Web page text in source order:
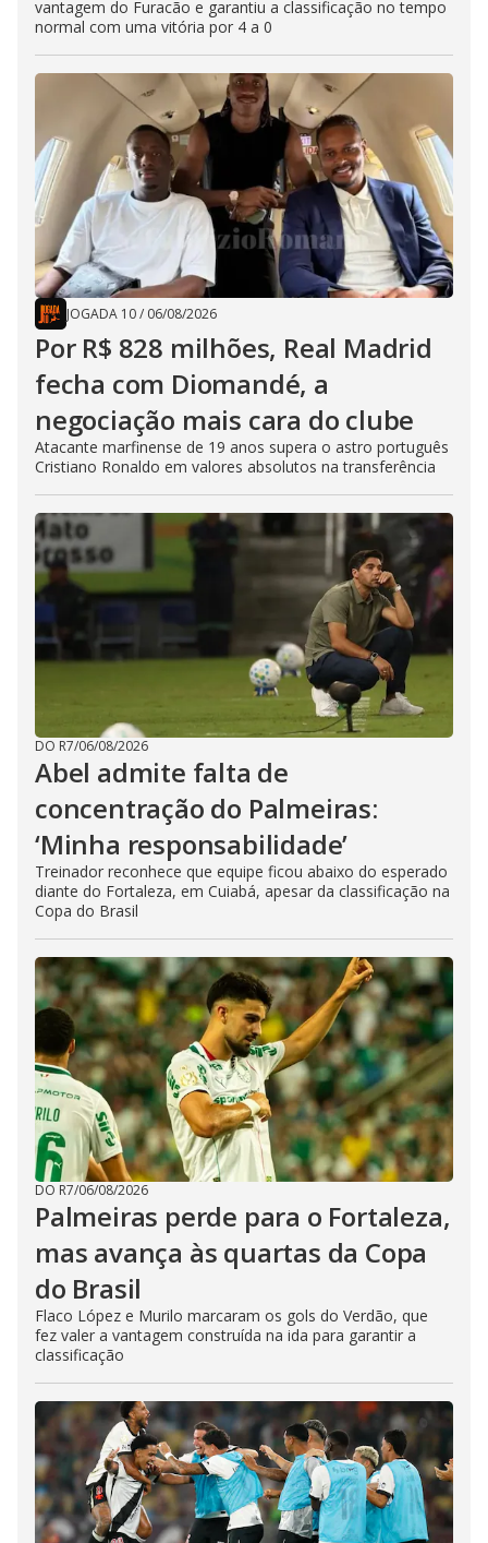
vantagem do Furacão e garantiu a classificação no tempo
normal com uma vitória por 4 a 0
JOGADA 10/ 06/08/2026
Por R$ 828 milhões, Real Madrid
fecha com Diomandé, a
negociação mais cara do clube
Atacante marfinense de 19 anos supera o astro português
Cristiano Ronaldo em valores absolutos na transferência
DO R7/06/08/2026
Abel admite falta de
concentração do Palmeiras:
‘Minha responsabilidade’
Treinador reconhece que equipe ficou abaixo do esperado
diante do Fortaleza, em Cuiabá, apesar da classificação na
Copa do Brasil
DO R7/06/08/2026
Palmeiras perde para o Fortaleza,
mas avança às quartas da Copa
do Brasil
Flaco López e Murilo marcaram os gols do Verdão, que
fez valer a vantagem construída na ida para garantir a
classificação